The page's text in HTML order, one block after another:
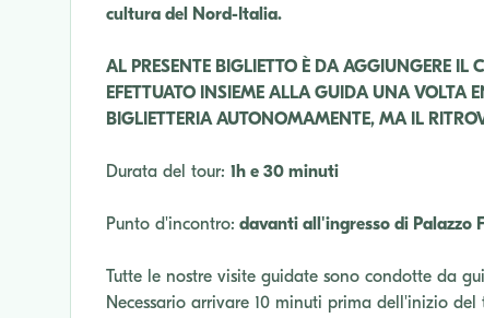
cultura del Nord-Italia.
AL PRESENTE BIGLIETTO È DA AGGIUNGERE IL
EFETTUATO INSIEME ALLA GUIDA UNA VOLTA
BIGLIETTERIA AUTONOMAMENTE, MA IL
Durata del tour: 1h e 30 minuti
Punto d'incontro: davanti all'ingresso di Palazzo
Tutte le nostre visite guidate sono condotte da
Necessario arrivare 10 minuti prima dell'inizio